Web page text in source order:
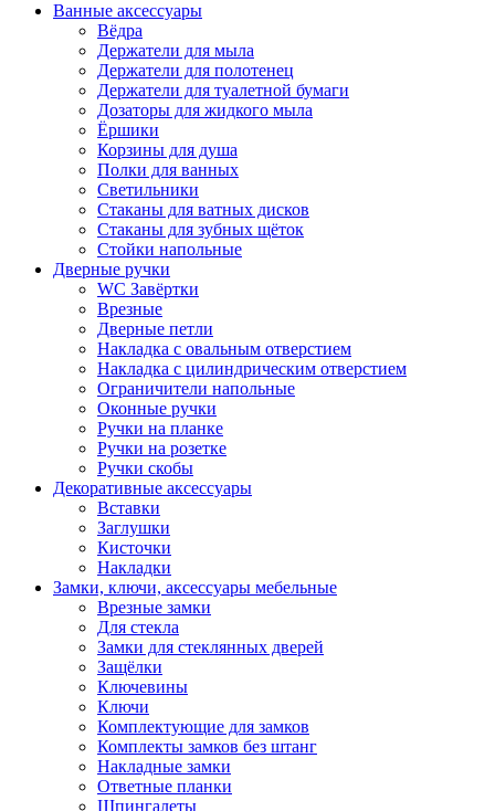
Ванные аксессуары
Вёдра
Держатели для мыла
Держатели для полотенец
Держатели для туалетной бумаги
Дозаторы для жидкого мыла
Ёршики
Корзины для душа
Полки для ванных
Светильники
Стаканы для ватных дисков
Стаканы для зубных щёток
Стойки напольные
Дверные ручки
WC Завёртки
Врезные
Дверные петли
Накладка с овальным отверстием
Накладка с цилиндрическим отверстием
Ограничители напольные
Оконные ручки
Ручки на планке
Ручки на розетке
Ручки скобы
Декоративные аксессуары
Вставки
Заглушки
Кисточки
Накладки
Замки, ключи, аксессуары мебельные
Врезные замки
Для стекла
Замки для стеклянных дверей
Защёлки
Ключевины
Ключи
Комплектующие для замков
Комплекты замков без штанг
Накладные замки
Ответные планки
Шпингалеты